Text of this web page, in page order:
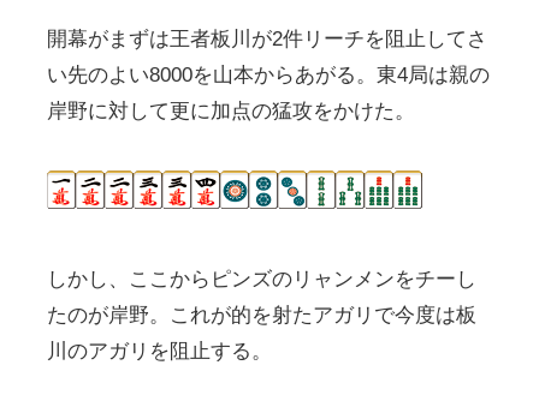
開幕がまずは王者板川が2件リーチを阻止してさ
い先のよい8000を山本からあがる。東4局は親の
岸野に対して更に加点の猛攻をかけた。
しかし、ここからピンズのリャンメンをチーし
たのが岸野。これが的を射たアガリで今度は板
川のアガリを阻止する。